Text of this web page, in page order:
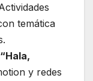
temática
y redes